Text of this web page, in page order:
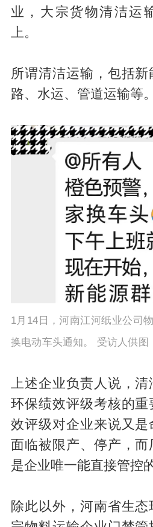
业，大宗货物清洁运
上。
所谓清洁运输，包括
路、水运、管道运输等。
1月14日，河南江河纸业公司
换电动车头通知。 受访人供图
上述企业负责人说，
环保绩效评级考核的
效评级对企业来说又
面临被限产、停产，
是企业唯一能直接管控
除此以外，河南省生